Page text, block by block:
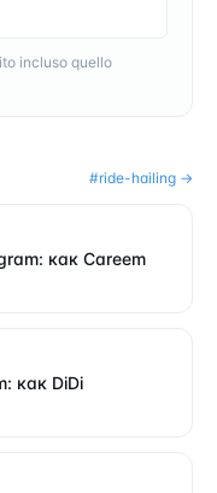
incluso quello
#ride-hailing →
как Careem
как DiDi